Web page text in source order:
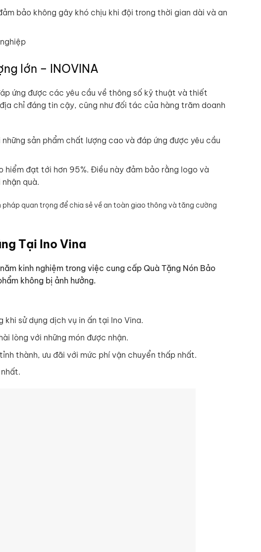
bảo không gây khó chịu khi đội trong thời gian dài và an
lớn – INOVINA
ứng được các yêu cầu về thông số kỹ thuật và thiết
chỉ đáng tin cậy, cũng như đối tác của hàng trăm doanh
sản phẩm chất lượng cao và đáp ứng được yêu cầu
đạt tới hơn 95%. Điều này đảm bảo rằng logo và
quà.
quan trọng để chia sẻ về an toàn giao thông và tăng cường
Tại Ino Vina
kinh nghiệm trong việc cung cấp Quà Tặng Nón Bảo
không bị ảnh hưởng.
sử dụng dịch vụ in ấn tại Ino Vina.
lòng với những món được nhận.
thành, ưu đãi với mức phí vận chuyển thấp nhất.